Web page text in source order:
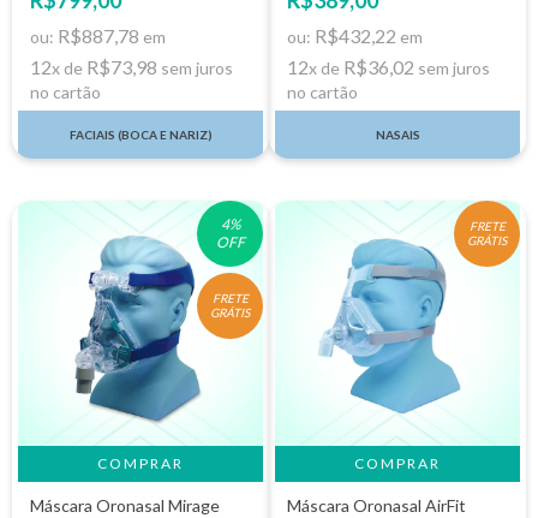
ou: R$887,78 em
12x de R$73,98 sem juros
no cartão
FACIAIS (BOCA E NARIZ)
ou: R$432,22 em
12x de R$36,02 sem juros
no cartão
NASAIS
4%
OFF
FRETE
GRÁTIS
COMPRAR
Máscara Oronasal Mirage
FRETE
GRÁTIS
COMPRAR
Máscara Oronasal AirFit